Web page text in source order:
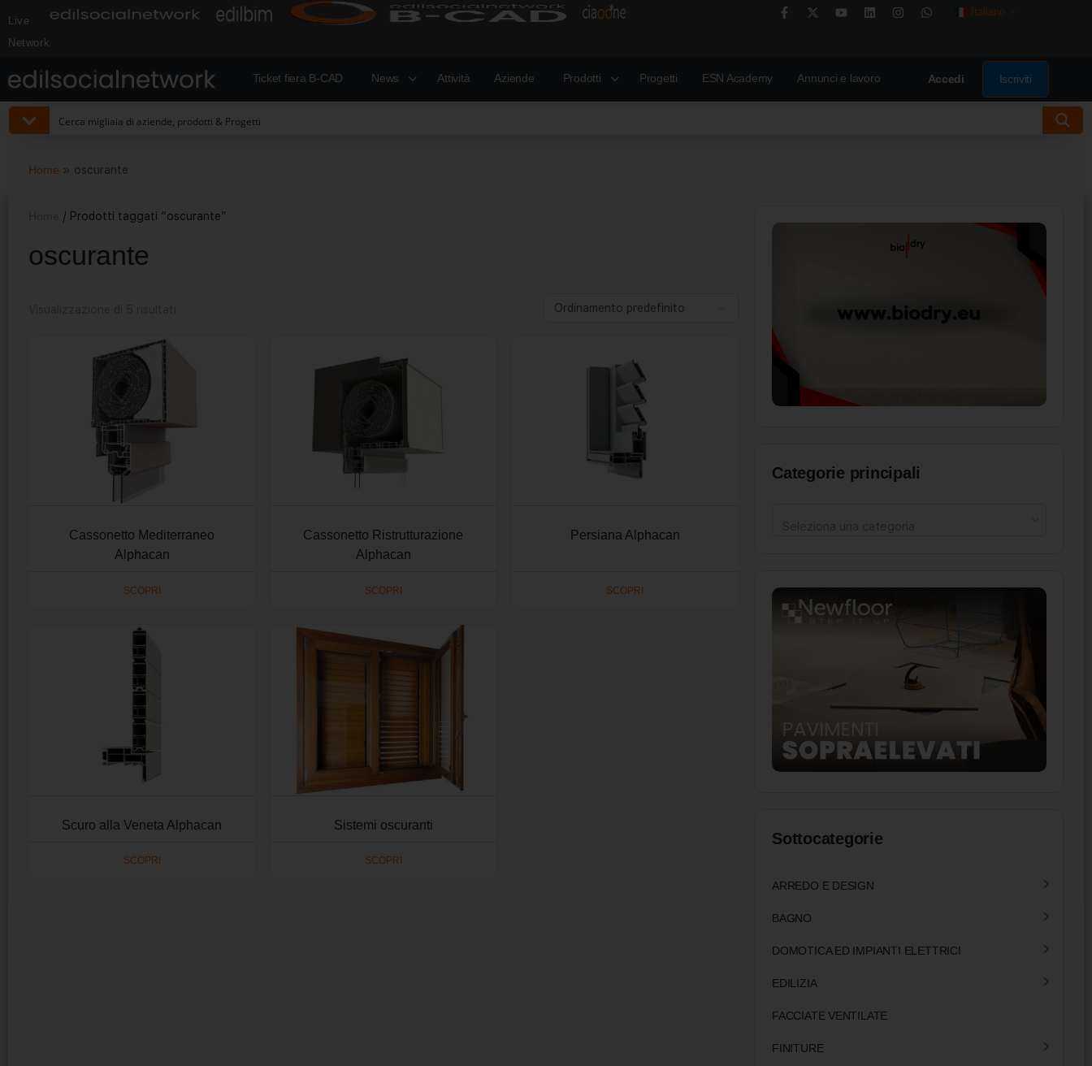
Live
Network
Italiano
Ticket fiera B-CAD News Attività Aziende Prodotti Progetti ESN Academy Annunci e lavoro Accedi Iscriviti
Home » oscurante
/ Prodotti taggati “oscurante”
oscurante
Cassonetto Mediterraneo
Alphacan
SCOPRI
Cassonetto Ristrutturazione
Alphacan
SCOPRI
Persiana Alphacan
SCOPRI
Scuro alla Veneta Alphacan
SCOPRI
Sistemi oscuranti
SCOPRI
Categorie principali
Sottocategorie
ARREDO E DESIGN
BAGNO
DOMOTICA ED IMPIANTI ELETTRICI
EDILIZIA
FACCIATE VENTILATE
FINITURE